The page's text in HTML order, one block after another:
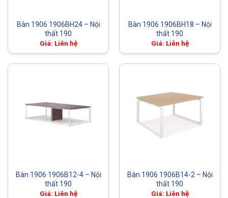
Bàn 1906 1906BH24 – Nội
thất 190
Giá: Liên hệ
Bàn 1906 1906BH18 – Nội
thất 190
Giá: Liên hệ
Bàn 1906 1906B12-4 – Nội
thất 190
Giá: Liên hệ
Bàn 1906 1906B14-2 – Nội
thất 190
Giá: Liên hệ